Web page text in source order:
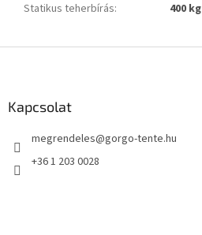
Statikus teherbírás: 400 kg
Kapcsolat
megrendeles@gorgo-tente.hu
+36 1 203 0028